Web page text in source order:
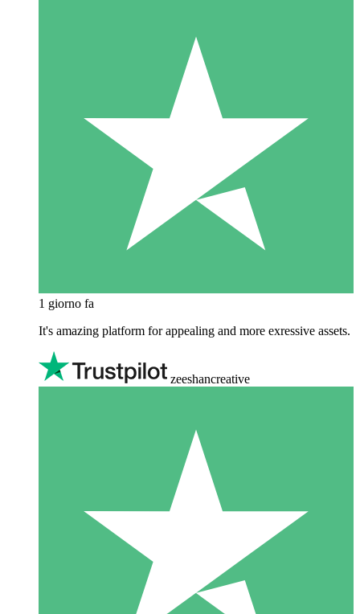
1 giorno fa
It's amazing platform for appealing and more exressive assets.
zeeshancreative